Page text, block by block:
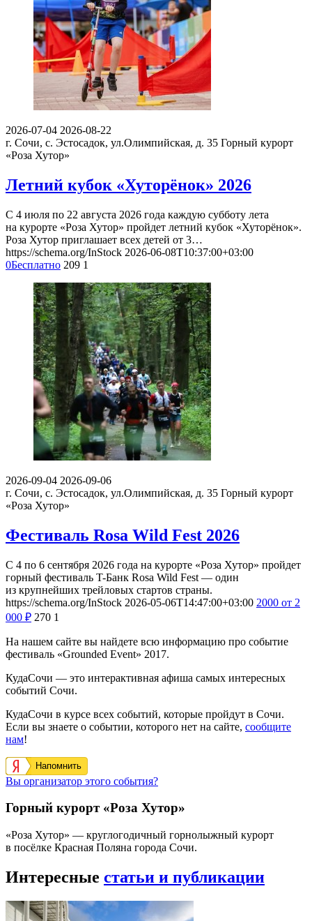
2026-07-04 2026-08-22
г. Сочи, с. Эстосадок, ул.Олимпийская, д. 35 Горный курорт
«Роза Хутор»
Летний кубок «Хуторёнок» 2026
С 4 июля по 22 августа 2026 года каждую субботу лета
на курорте «Роза Хутор» пройдет летний кубок «Хуторёнок».
Роза Хутор приглашает всех детей от 3…
https://schema.org/InStock 2026-06-08T10:37:00+03:00
0Бесплатно 209 1
2026-09-04 2026-09-06
г. Сочи, с. Эстосадок, ул.Олимпийская, д. 35 Горный курорт
«Роза Хутор»
Фестиваль Rosa Wild Fest 2026
С 4 по 6 сентября 2026 года на курорте «Роза Хутор» пройдет
горный фестиваль T-Банк Rosa Wild Fest — один
из крупнейших трейловых стартов страны.
https://schema.org/InStock 2026-05-06T14:47:00+03:00 2000 от 2
000 ₽ 270 1
На нашем сайте вы найдете всю информацию про событие
фестиваль «Grounded Event» 2017.
КудаСочи — это интерактивная афиша самых интересных
событий Сочи.
КудаСочи в курсе всех событий, которые пройдут в Сочи.
Если вы знаете о событии, которого нет на сайте, сообщите
нам!
Напомнить
Вы организатор этого события?
Горный курорт «Роза Хутор»
«Роза Хутор» — круглогодичный горнолыжный курорт
в посёлке Красная Поляна города Сочи.
Интересные статьи и публикации